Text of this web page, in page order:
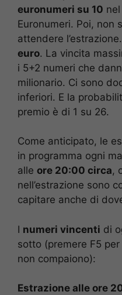
euronumeri su 10
Euronumeri. Poi, non
attendere
euro. La vincita
i 5+2 numeri che
milionario. Ci sono
inferiori. E la
premio è di 1 su 26.
Come anticipato, le
in programma ogni
alle ore 20:00 circa,
nell’estrazione sono
capitare anche di
I numeri vincenti di
sotto (premere F5
non compaiono):
Estrazione alle ore